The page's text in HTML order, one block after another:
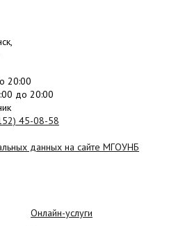
20:00
до 20:00
45-08-58
данных на сайте МГОУНБ
Онлайн-услуги